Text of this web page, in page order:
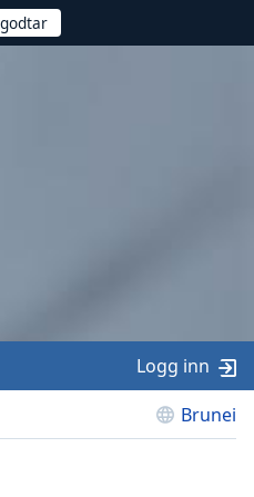
Brunei
Logg inn